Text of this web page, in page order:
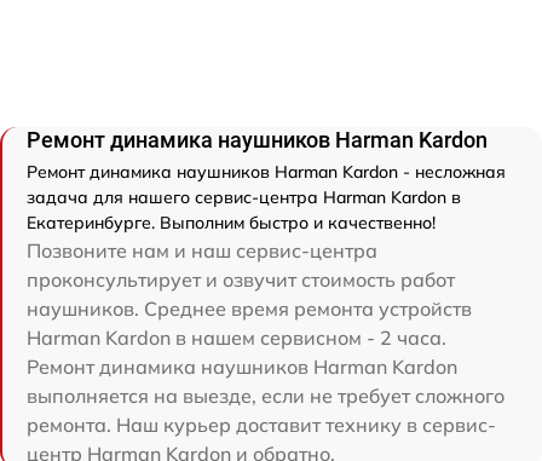
Ремонт динамика наушников Harman Kardon
Ремонт динамика наушников Harman Kardon - несложная
задача для нашего сервис-центра Harman Kardon в
Екатеринбурге. Выполним быстро и качественно!
Позвоните нам и наш сервис-центра
проконсультирует и озвучит стоимость работ
наушников. Среднее время ремонта устройств
Harman Kardon в нашем сервисном - 2 часа.
Ремонт динамика наушников Harman Kardon
выполняется на выезде, если не требует сложного
ремонта. Наш курьер доставит технику в сервис-
центр Harman Kardon и обратно.